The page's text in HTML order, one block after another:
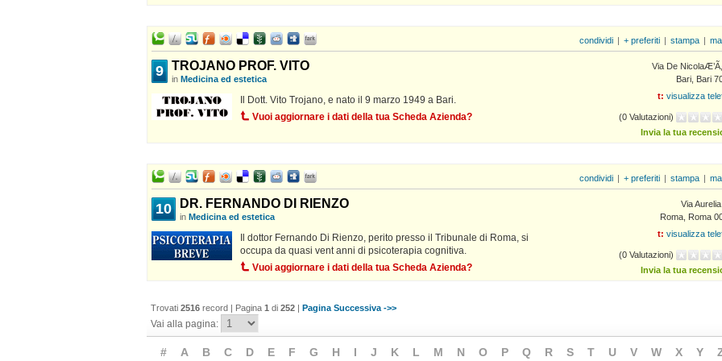
condividi + preferiti stampa
9 TROJANO PROF. VITO
in Medicina ed estetica
Il Dott. Vito Trojano, e nato il 9 marzo 1949 a Bari.
Vuoi aggiornare i dati della tua Scheda Azienda?
Via De
Bari, Bari
t: visualizza
(0 Valutazioni)
Invia la tua
condividi + preferiti stampa
10 DR. FERNANDO DI RIENZO
in Medicina ed estetica
Il dottor Fernando Di Rienzo, perito presso il Tribunale di Roma, si
occupa da quasi vent anni di psicoterapia cognitiva.
Vuoi aggiornare i dati della tua Scheda Azienda?
Via
Roma, Roma
t: visualizza
(0 Valutazioni)
Invia la tua
Trovati 2516 record | Pagina 1 di 252 Pagina Successiva ->>
Vai alla pagina:
# A B C D E F G H I J K L M N O P Q R S T U V W X Y